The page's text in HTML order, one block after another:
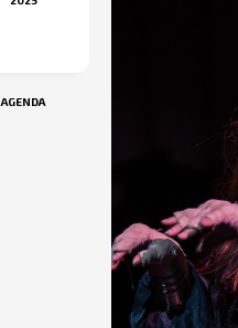
AGENDA